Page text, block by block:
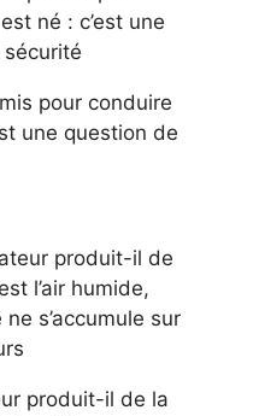
pour conduire
une question de
produit-il de la